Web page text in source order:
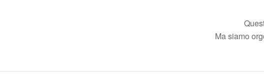
Ma siamo